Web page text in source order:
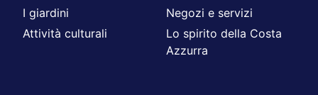
I giardini
Negozi e servizi
Attività culturali
Lo spirito della Costa
Azzurra